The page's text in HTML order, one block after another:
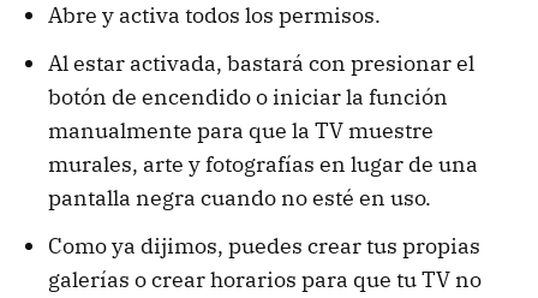
Abre y activa todos los permisos.
Al estar activada, bastará con presionar el
botón de encendido o iniciar la función
manualmente para que la TV muestre
murales, arte y fotografías en lugar de una
pantalla negra cuando no esté en uso.
Como ya dijimos, puedes crear tus propias
galerías o crear horarios para que tu TV no